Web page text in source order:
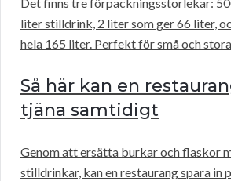
liter stilldrink, 2 liter som ger 66 liter,
hela 165 liter. Perfekt för små och
Så här kan en
tjäna samtidigt
Genom att ersätta burkar och flaskor
stilldrinkar, kan en restaurang spara in